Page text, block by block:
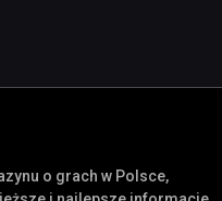
o grach w Polsce,